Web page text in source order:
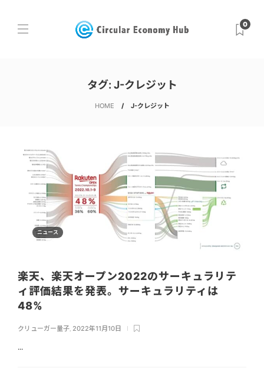
0
タグ: J-クレジット
HOME J-クレジット
ニュース
楽天、楽天オープン2022のサーキュラリテ
ィ評価結果を発表。サーキュラリティは
48%
クリューガー量子 2022年11月10日
...